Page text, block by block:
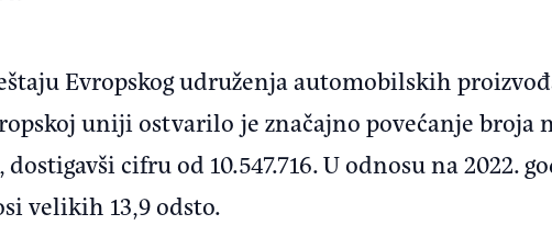
Evropskog udruženja automobilskih
uniji ostvarilo je značajno povećanje broja
cifru od 10.547.716. U odnosu na 2022.
velikih 13,9 odsto.